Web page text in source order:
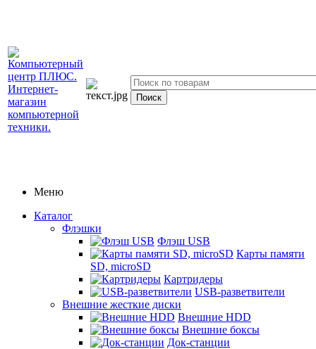
Меню
Каталог
Флэшки
Флэш USB
Карты памяти
SD, microSD
Картридеры
USB-разветвители
Внешние жесткие диски
Внешние HDD
Внешние боксы
Док-станции